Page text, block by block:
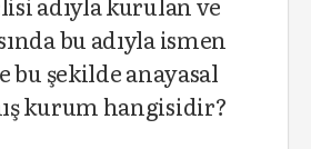
bu adıyla ismen
şekilde anayasal
kurum hangisidir?